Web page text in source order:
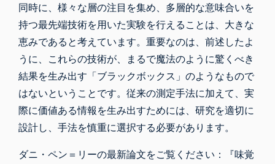
同時に、様々な層の注目を集め、多層的な意味合いを
持つ最先端技術を用いた実験を行えることは、大きな
恵みであると考えています。重要なのは、前述したよ
うに、これらの技術が、まるで魔法のように驚くべき
結果を生み出す「ブラックボックス」のようなもので
はないということです。従来の測定手法に加えて、実
際に価値ある情報を生み出すためには、研究を適切に
設計し、手法を慎重に選択する必要があります。
ダニ・ペン＝リーの最新論文をご覧ください：
『味覚